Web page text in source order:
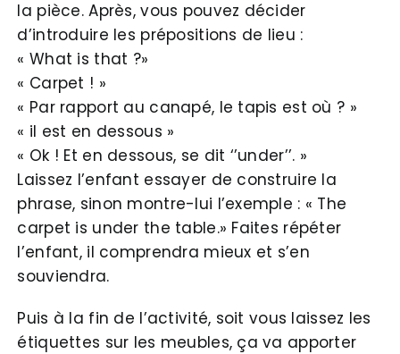
la pièce. Après, vous pouvez décider
d’introduire les prépositions de lieu :
« What is that ?»
« Carpet ! »
« Par rapport au canapé, le tapis est où ? »
« il est en dessous »
« Ok ! Et en dessous, se dit ‘’under’’. »
Laissez l’enfant essayer de construire la
phrase, sinon montre-lui l’exemple : « The
carpet is under the table.» Faites répéter
l’enfant, il comprendra mieux et s’en
souviendra.
Puis à la fin de l’activité, soit vous laissez les
étiquettes sur les meubles, ça va apporter